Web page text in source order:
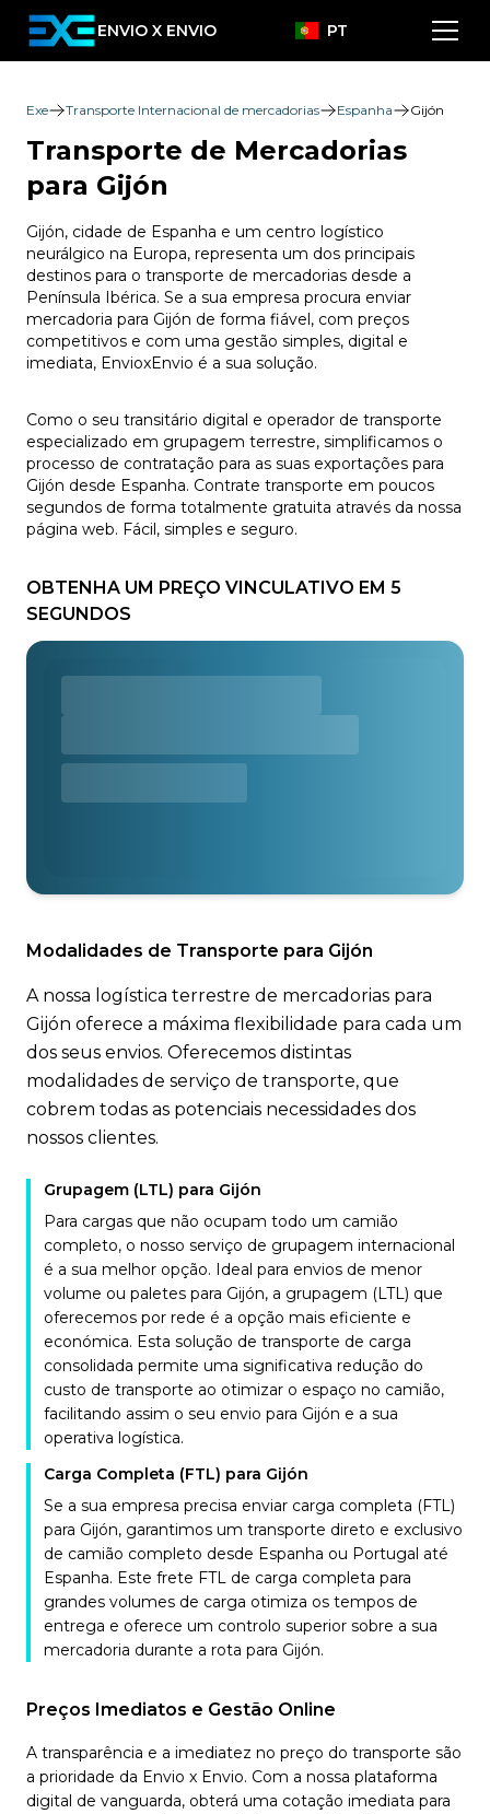
ENVIO X ENVIO PT
Exe Transporte Internacional de mercadorias Espanha Gijón
Transporte de Mercadorias
para Gijón
Gijón, cidade de Espanha e um centro logístico
neurálgico na Europa, representa um dos principais
destinos para o transporte de mercadorias desde a
Península Ibérica. Se a sua empresa procura enviar
mercadoria para Gijón de forma fiável, com preços
competitivos e com uma gestão simples, digital e
imediata, EnvioxEnvio é a sua solução.
Como o seu transitário digital e operador de transporte
especializado em grupagem terrestre, simplificamos o
processo de contratação para as suas exportações para
Gijón desde Espanha. Contrate transporte em poucos
segundos de forma totalmente gratuita através da nossa
página web. Fácil, simples e seguro.
OBTENHA UM PREÇO VINCULATIVO EM 5
SEGUNDOS
Modalidades de Transporte para Gijón
A nossa logística terrestre de mercadorias para
Gijón oferece a máxima flexibilidade para cada um
dos seus envios. Oferecemos distintas
modalidades de serviço de transporte, que
cobrem todas as potenciais necessidades dos
nossos clientes.
Grupagem (LTL) para Gijón
Para cargas que não ocupam todo um camião
completo, o nosso serviço de grupagem internacional
é a sua melhor opção. Ideal para envios de menor
volume ou paletes para Gijón, a grupagem (LTL) que
oferecemos por rede é a opção mais eficiente e
económica. Esta solução de transporte de carga
consolidada permite uma significativa redução do
custo de transporte ao otimizar o espaço no camião,
facilitando assim o seu envio para Gijón e a sua
operativa logística.
Carga Completa (FTL) para Gijón
Se a sua empresa precisa enviar carga completa (FTL)
para Gijón, garantimos um transporte direto e exclusivo
de camião completo desde Espanha ou Portugal até
Espanha. Este frete FTL de carga completa para
grandes volumes de carga otimiza os tempos de
entrega e oferece um controlo superior sobre a sua
mercadoria durante a rota para Gijón.
Preços Imediatos e Gestão Online
A transparência e a imediatez no preço do transporte são
a prioridade da Envio x Envio. Com a nossa plataforma
digital de vanguarda, obterá uma cotação imediata para